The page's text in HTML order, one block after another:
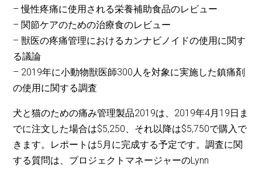
– 慢性疼痛に使用される栄養補助食品のレビュー
– 関節ケアのための治療食のレビュー
– 獣医の疼痛管理におけるカンナビノイドの使用に関す
る議論
– 2019年に小動物獣医師300人を対象に実施した鎮痛剤
の使用に関する調査
犬と猫のための痛み管理製品2019は、2019年4月19日ま
でに注文した場合は$5,250、それ以降は$5,750で購入で
きます。レポートは5月に完成する予定です。調査に関
する質問は、プロジェクトマネージャーのLynn